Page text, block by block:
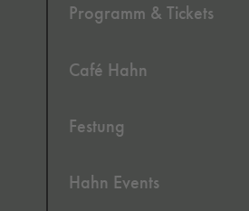
Programm & Tickets
Café Hahn
Festung
Hahn Events